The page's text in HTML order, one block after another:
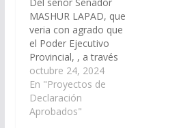
MASHUR LAPAD, que
veria con agrado que
el Poder Ejecutivo
Provincial, , a través
del Ministerio de
Infraestructura,
Ministerio de
Economía, Ministerio
octubre 24, 2024
En "Proyectos de
Declaración
Aprobados"